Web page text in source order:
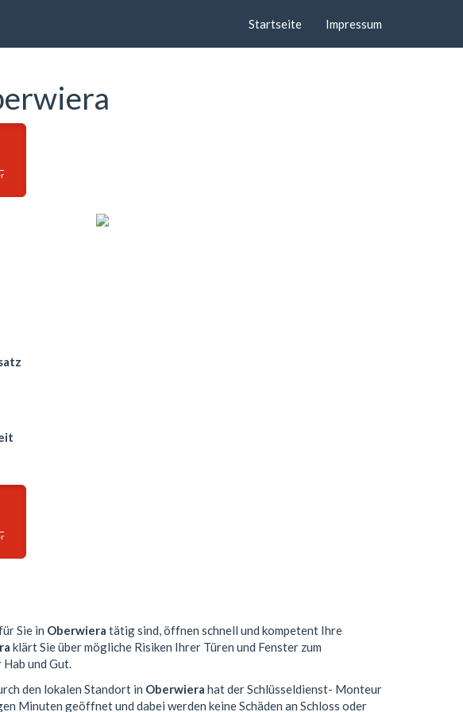
Startseite Impressum
Sie in Oberwiera tätig sind, öffnen schnell und kompetent Ihre
klärt Sie über mögliche Risiken Ihrer Türen und Fenster zum
und Gut.
den lokalen Standort in Oberwiera hat der Schlüsseldienst- Monteur
Minuten geöffnet und dabei werden keine Schäden an Schloss oder